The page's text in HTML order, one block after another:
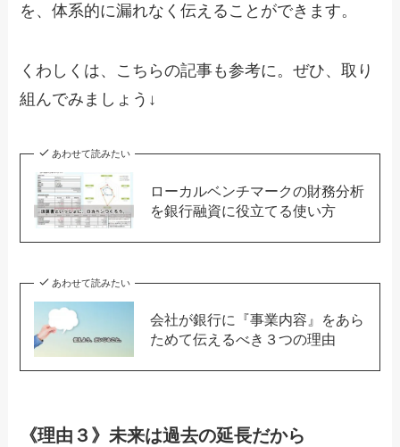
を、体系的に漏れなく伝えることができます。
くわしくは、こちらの記事も参考に。ぜひ、取り
組んでみましょう↓
あわせて読みたい
ローカルベンチマークの財務分析
を銀行融資に役立てる使い方
あわせて読みたい
会社が銀行に『事業内容』をあら
ためて伝えるべき３つの理由
《理由３》未来は過去の延長だから